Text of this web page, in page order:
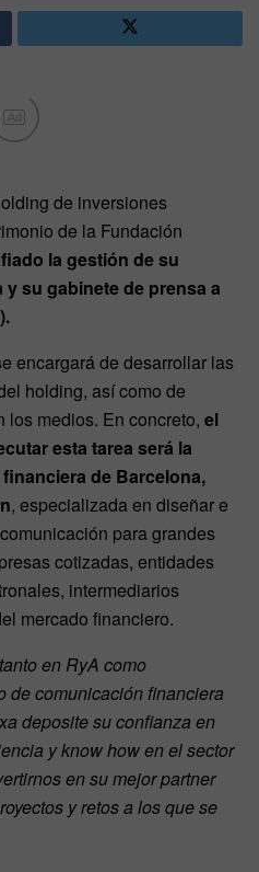
Ad
de inversiones
de la Fundación
la gestión de su
su gabinete de prensa a
encargará de desarrollar las
holding, así como de
los medios. En concreto, el
esta tarea será la
de Barcelona,
, especializada en diseñar e
para grandes
cotizadas, entidades
intermediarios
mercado financiero.
tanto en RyA como
de comunicación financiera
deposite su confianza en
y know how en el sector
en su mejor partner
y retos a los que se